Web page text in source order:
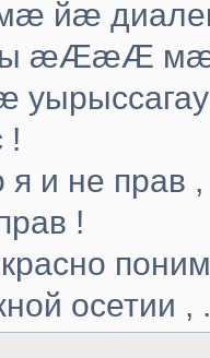
йæ
æÆæÆ мæ
!
и не прав
!
осетии ,